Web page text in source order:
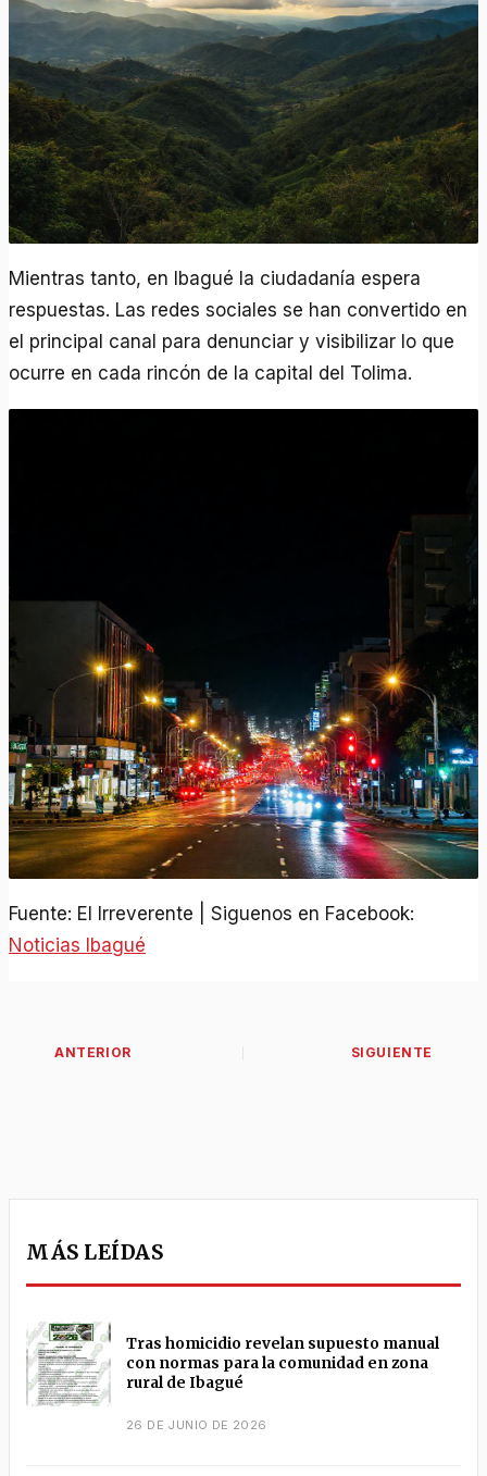
Mientras tanto, en Ibagué la ciudadanía espera
respuestas. Las redes sociales se han convertido en
el principal canal para denunciar y visibilizar lo que
ocurre en cada rincón de la capital del Tolima.
Fuente: El Irreverente | Siguenos en Facebook:
Noticias Ibagué
MÁS LEÍDAS
Tras homicidio revelan supuesto manual
con normas para la comunidad en zona
rural de Ibagué
26 DE JUNIO DE 2026